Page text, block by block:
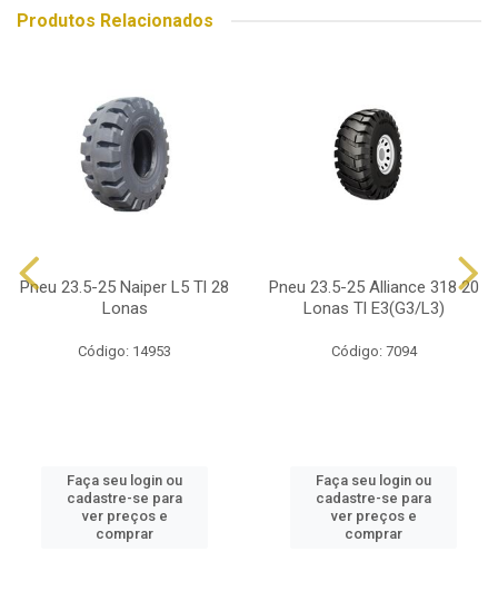
Produtos Relacionados
Pneu 23.5-25 Naiper L5 Tl 28
Lonas
Código: 14953
Faça seu login ou
cadastre-se para
ver preços e
comprar
Pneu 23.5-25 Alliance 318 20
Lonas Tl E3(G3/L3)
Código: 7094
Faça seu login ou
cadastre-se para
ver preços e
comprar